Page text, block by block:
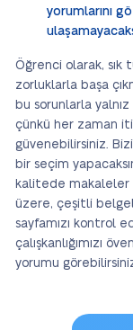
yorumlarını
Öğrenci olarak,
zorluklarla başa
bu sorunlarla
çünkü her zaman
güvenebilirsiniz.
bir seçim
kalitede makaleler
üzere, çeşitli
sayfamızı kontrol
çalışkanlığımızı
yorumu